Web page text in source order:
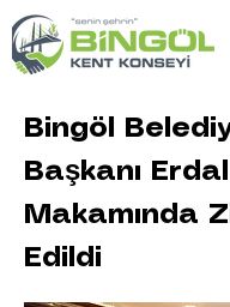
Bingöl
Başkanı Erdal
Makamında
Edildi